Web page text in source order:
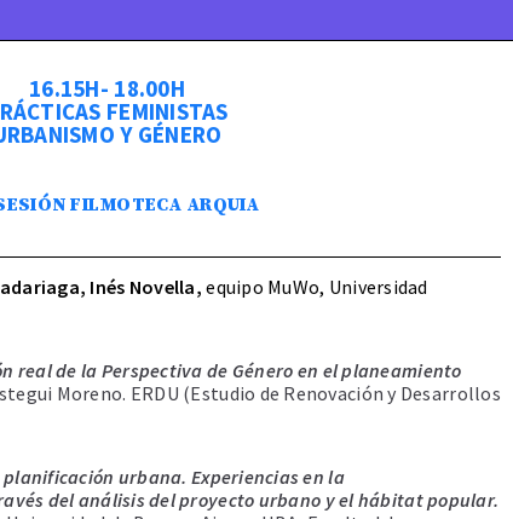
16.15H- 18.00H
FEMINISTAS
Y GÉNERO
FILMOTECA ARQUIA
Inés Novella,equipo MuWo, Universidad
real de la Perspectiva de Género en el planeamiento
Moreno. ERDU (Estudio de Renovación y Desarrollos
urbana. Experiencias en la
del análisis del proyecto urbano y el hábitat popular.